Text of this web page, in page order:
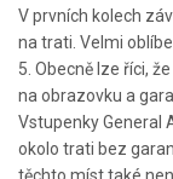
V prvních kolech
na trati. Velmi
5. Obecně lze říci,
na obrazovku a
Vstupenky General
okolo trati bez